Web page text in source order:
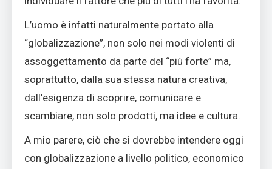
L’uomo è infatti naturalmente portato alla
“globalizzazione”, non solo nei modi violenti di
assoggettamento da parte del “più forte” ma,
soprattutto, dalla sua stessa natura creativa,
dall’esigenza di scoprire, comunicare e
scambiare, non solo prodotti, ma idee e cultura.
A mio parere, ciò che si dovrebbe intendere oggi
con globalizzazione a livello politico, economico